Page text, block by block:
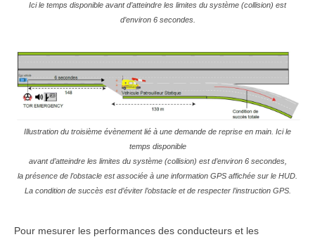
Ici le temps disponible avant d’atteindre les limites du système (collision) est
d’environ 6 secondes.
Illustration du troisième évènement lié à une demande de reprise en main. Ici le
temps disponible
avant d’atteindre les limites du système (collision) est d’environ 6 secondes,
la présence de l’obstacle est associée à une information GPS affichée sur le HUD.
La condition de succès est d’éviter l’obstacle et de respecter l’instruction GPS.
Pour mesurer les performances des conducteurs et les